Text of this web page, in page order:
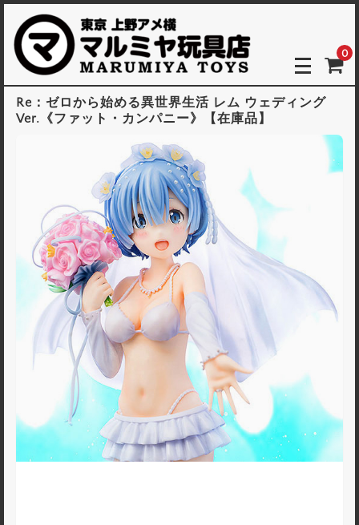
0
Re：ゼロから始める異世界生活 レム ウェディング
Ver.《ファット・カンパニー》【在庫品】